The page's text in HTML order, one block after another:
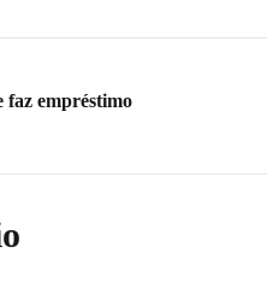
faz empréstimo